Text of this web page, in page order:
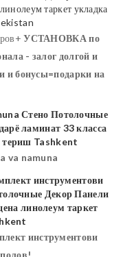
УСТАНОВКАпо
- залог долгой и
и бонусы=подарки на
va namuna
инструментови